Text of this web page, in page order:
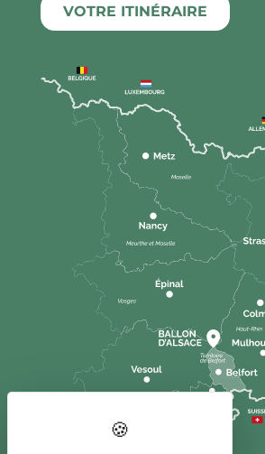
VOTRE ITINÉRAIRE